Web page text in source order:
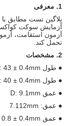
1. معرفی
آزمایش سوکت
آزمون استقامت،
تحمل کند.
2. مشخصات
● طول j: 43 ± 0.4mm
● طول g: 40 ± 0.4mm
● عمق D: 9.1mm
● عمق: 7.112mm
● عمق f: 0.8 ± 0.4mm